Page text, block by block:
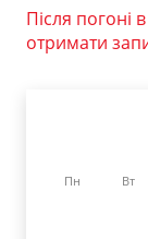
Після погоні
отримати
Пн Вт